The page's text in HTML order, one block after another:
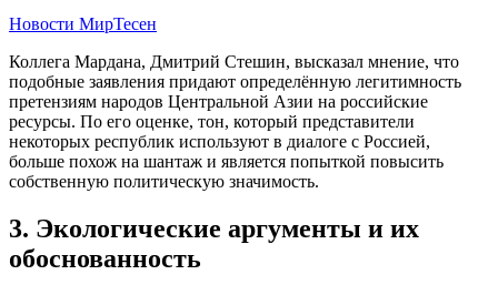
Новости МирТесен
Коллега Мардана, Дмитрий Стешин, высказал мнение, что
подобные заявления придают определённую легитимность
претензиям народов Центральной Азии на российские
ресурсы. По его оценке, тон, который представители
некоторых республик используют в диалоге с Россией,
больше похож на шантаж и является попыткой повысить
собственную политическую значимость.
3. Экологические аргументы и их
обоснованность